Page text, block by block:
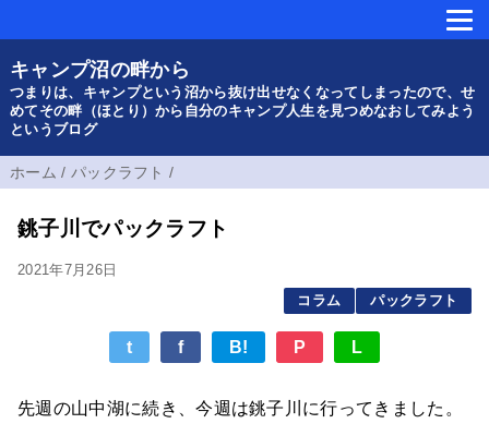
キャンプ沼の畔から
つまりは、キャンプという沼から抜け出せなくなってしまったので、せ
めてその畔（ほとり）から自分のキャンプ人生を見つめなおしてみよう
というブログ
ホーム / パックラフト /
銚子川でパックラフト
2021年7月26日
コラム
パックラフト
t f B! P L
先週の山中湖に続き、今週は銚子川に行ってきました。